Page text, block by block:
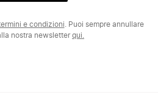
e condizioni . Puoi sempre annullare
nostra newsletterqui.